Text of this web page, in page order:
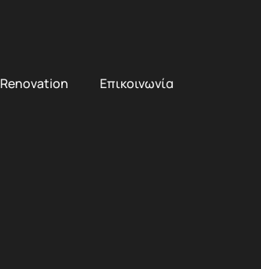
Renovation Επικοινωνία